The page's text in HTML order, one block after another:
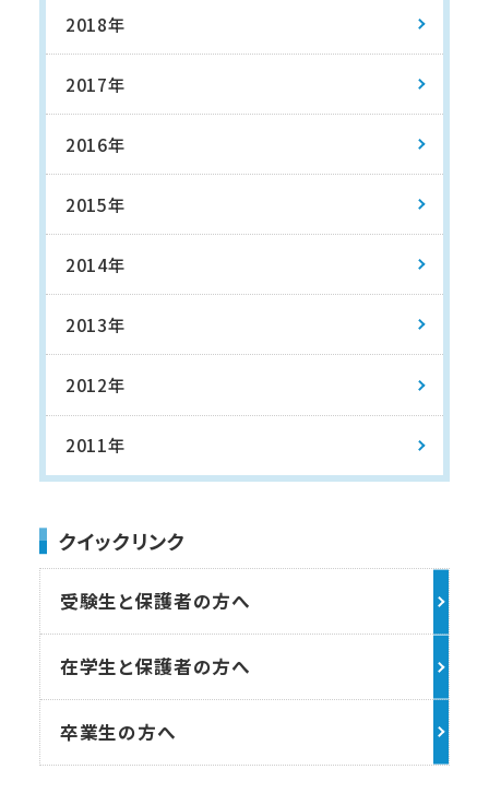
2018年
2017年
2016年
2015年
2014年
2013年
2012年
2011年
クイックリンク
受験生と保護者の方へ
在学生と保護者の方へ
卒業生の方へ